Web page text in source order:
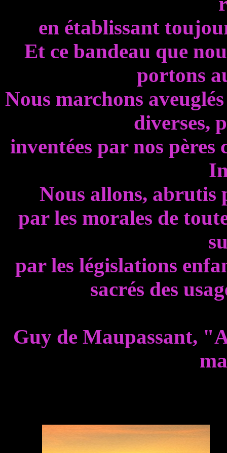
en établissant
Et ce bandeau que
portons
Nous marchons
diverses,
inventées par nos
Nous allons, abrutis
par les morales de
par les législations
sacrés des
Guy de Maupassant,